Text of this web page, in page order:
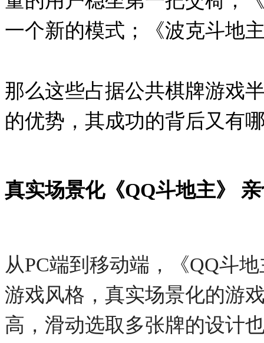
一个新的模式；《波克斗地
那么这些占据公共棋牌游戏
的优势，其成功的背后又有
真实场景化《QQ斗地主》
从PC端到移动端，《QQ斗
游戏风格，真实场景化的游
高，滑动选取多张牌的设计